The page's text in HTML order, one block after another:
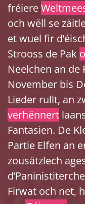
fréiere
och wëll se
et wuel fir
Strooss de Pak
Neelchen an de
November bis
Lieder rullt, an
verhënnert
Fantasien. De
Partie Elfen an
zousätzlech
Firwat och net,